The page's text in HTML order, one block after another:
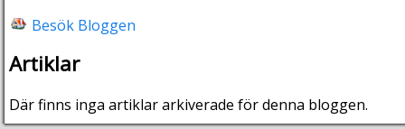
Besök Bloggen
Artiklar
Där finns inga artiklar arkiverade för denna bloggen.